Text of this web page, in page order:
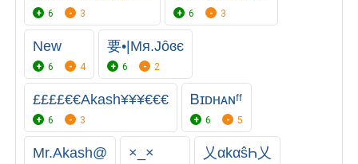
6 3 6 3
New
6 4
要•|Mя.Jȏɞє
6 2
££££€€Akash¥¥¥€€€
6 3
Ᏼɪᴅʜᴀɴㅤᶠᶠ
6 5
Mr.Akash@ ×_× 乂αkαŝҺ乂